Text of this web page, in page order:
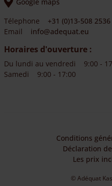
Télephone
+31 (0)13-508 2536
Email
info@adequat.eu
Horaires d'ouverture :
Du lundi au vendredi
9:00 -
Samedi
9:00 - 17:00
Conditions
Déclaration
Les prix
© Adéquat